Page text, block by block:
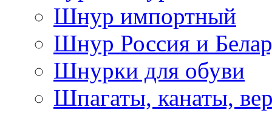
Шнур импортный
Шнур Россия и
Шнурки для обуви
Шпагаты, канаты,